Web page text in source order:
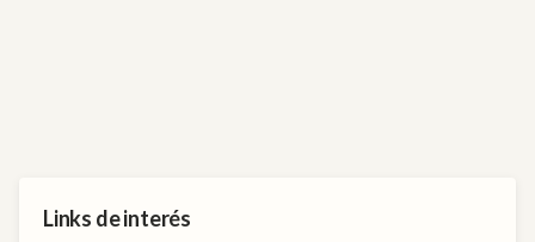
Links de interés